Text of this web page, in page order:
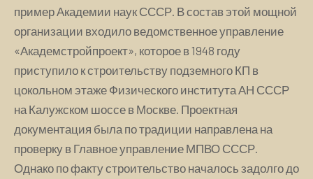
пример Академии наук СССР. В состав этой мощной
организации входило ведомственное управление
«Академстройпроект», которое в 1948 году
приступило к строительству подземного КП в
цокольном этаже Физического института АН СССР
на Калужском шоссе в Москве. Проектная
документация была по традиции направлена на
проверку в Главное управление МПВО СССР.
Однако по факту строительство началось задолго до